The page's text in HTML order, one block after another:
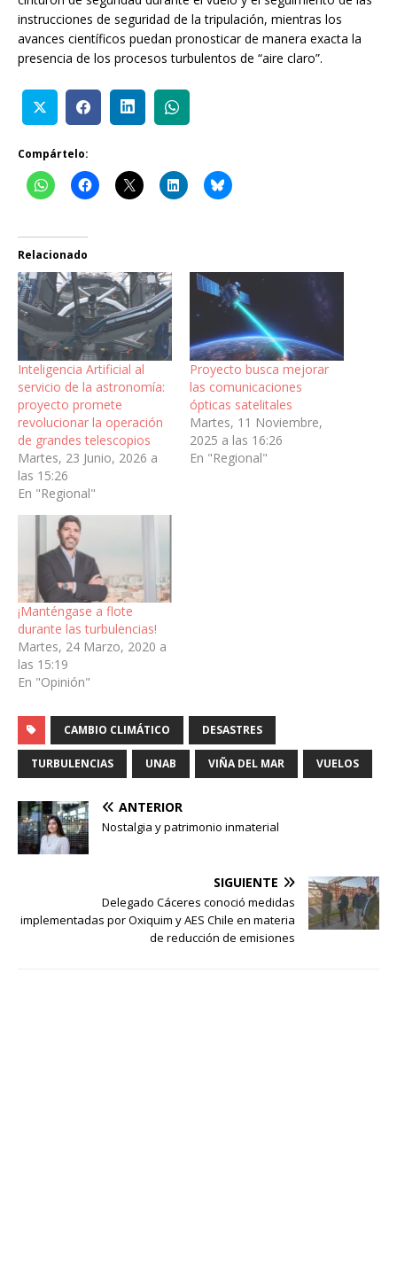
instrucciones de seguridad de la tripulación, mientras los
avances científicos puedan pronosticar de manera exacta la
presencia de los procesos turbulentos de “aire claro”.
Compártelo:
Relacionado
Inteligencia Artificial al
servicio de la astronomía:
proyecto promete
revolucionar la operación
de grandes telescopios
Martes, 23 Junio, 2026 a
las 15:26
En "Regional"
Proyecto busca mejorar
las comunicaciones
ópticas satelitales
Martes, 11 Noviembre,
2025 a las 16:26
En "Regional"
¡Manténgase a flote
durante las turbulencias!
Martes, 24 Marzo, 2020 a
las 15:19
En "Opinión"
CAMBIO CLIMÁTICO DESASTRES
TURBULENCIAS UNAB VIÑA DEL MAR VUELOS
ANTERIOR
Nostalgia y patrimonio inmaterial
SIGUIENTE
Delegado Cáceres conoció medidas
implementadas por Oxiquim y AES Chile en materia
de reducción de emisiones